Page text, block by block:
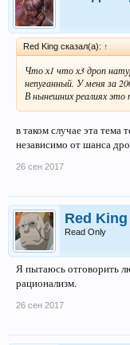
Red King сказал(а): ↑
Что х1 что х3 дроп
непуганный. У меня за
В нынешних реалиях это
в таком случае эта тема
независимо от шанса
26 сен 2017
Red King
Read Only
Я пытаюсь отговорить
рационализм.
26 сен 2017